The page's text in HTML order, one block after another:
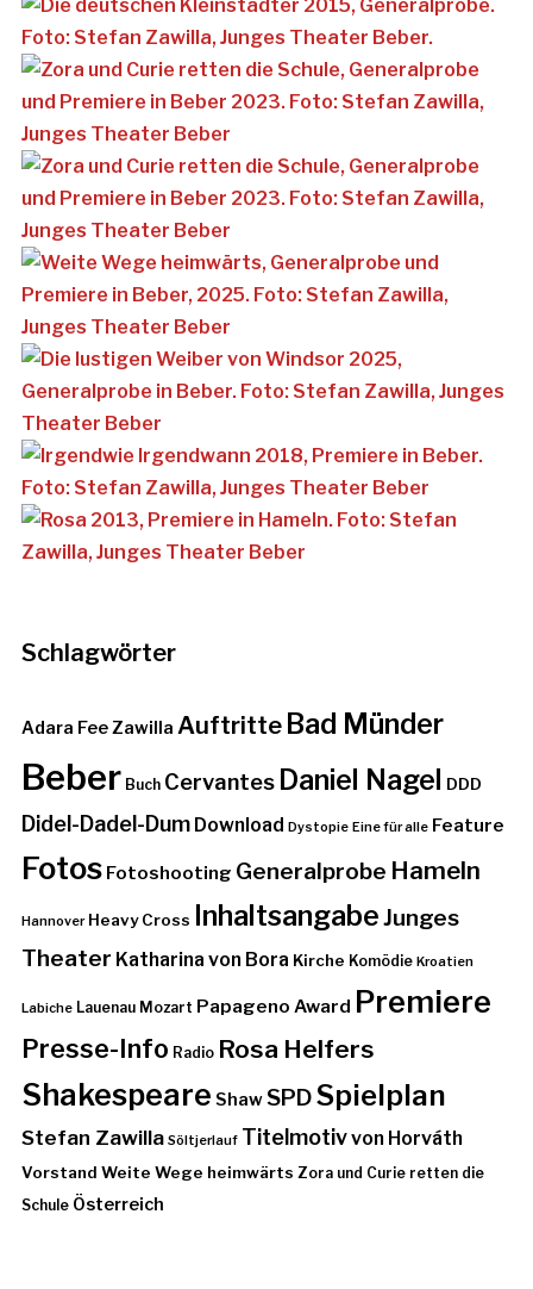
Schlagwörter
Adara Fee Zawilla Auftritte Bad Münder
Beber Buch Cervantes Daniel Nagel DDD
Didel-Dadel-Dum Download Dystopie Eine für alle Feature
Fotos Fotoshooting Generalprobe Hameln
Hannover Heavy Cross InhaltsangabeJunges
Theater Katharina von Bora Kirche Komödie Kroatien
Labiche Lauenau Mozart Papageno Award Premiere
Presse-Info Radio Rosa Helfers
Shakespeare ShawSPDSpielplan
Stefan Zawilla Söltjerlauf Titelmotivvon Horváth
Vorstand Weite Wege heimwärts Zora und Curie retten die
Schule Österreich